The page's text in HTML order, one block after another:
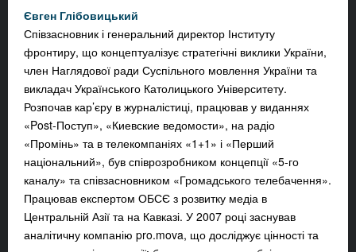
Євген Глібовицький
Співзасновник і генеральний директор Інституту
фронтиру, що концептуалізує стратегічні виклики України,
член Наглядової ради Суспільного мовлення України та
викладач Українського Католицького Університету.
Розпочав кар’єру в журналістиці, працював у виданнях
«Post‑Поступ», «Киевские ведомости», на радіо
«Промінь» та в телекомпаніях «1+1» і «Перший
національний», був співрозробником концепції «5‑го
каналу» та співзасновником «Громадського телебачення».
Працював експертом ОБСЄ з розвитку медіа в
Центральній Азії та на Кавказі. У 2007 році заснував
аналітичну компанію pro.mova, що досліджує цінності та